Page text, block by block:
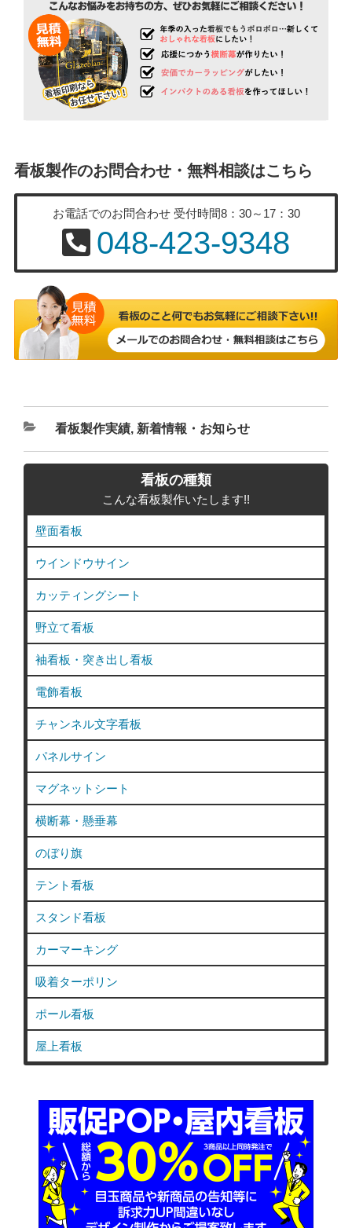
看板製作のお問合わせ・無料相談はこちら
お電話でのお問合わせ 受付時間8：30～17：30
048-423-9348
カ
テ
看板製作実績, 新着情報・お知らせ
看板の種類
こんな看板製作いたします!!
壁面看板
ウインドウサイン
カッティングシート
野立て看板
袖看板・突き出し看板
電飾看板
チャンネル文字看板
パネルサイン
マグネットシート
横断幕・懸垂幕
のぼり旗
テント看板
スタンド看板
カーマーキング
吸着ターポリン
ポール看板
屋上看板